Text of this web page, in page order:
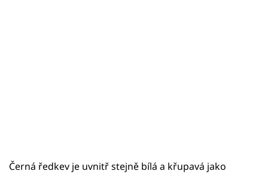
Černá ředkev je uvnitř stejně bílá a křupavá jako